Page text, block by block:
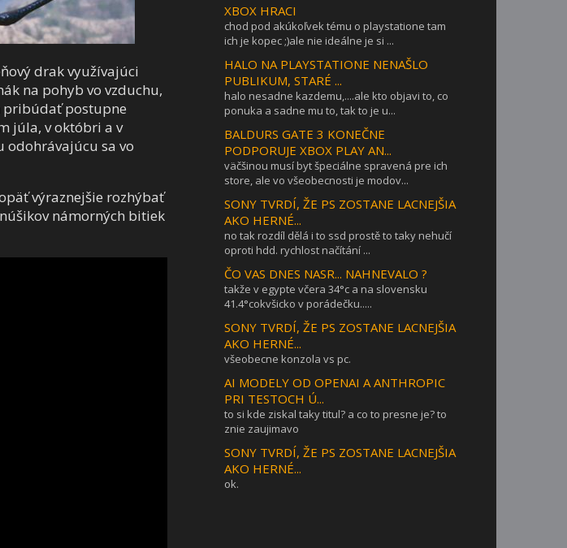
drak využívajúci
na pohyb vo vzduchu,
pribúdať postupne
júla, v októbri a v
odohrávajúcu sa vo
výraznejšie rozhýbať
námorných bitiek
XBOX HRACI
chod pod akúkoľvek tému o playstatione tam
ich je kopec ;)ale nie ideálne je si ...
HALO NA PLAYSTATIONE NENAŠLO
PUBLIKUM, STARÉ ...
halo nesadne kazdemu,....ale kto objavi to, co
ponuka a sadne mu to, tak to je u...
BALDURS GATE 3 KONEČNE
PODPORUJE XBOX PLAY AN...
väčšinou musí byt špeciálne spravená pre ich
store, ale vo všeobecnosti je modov...
SONY TVRDÍ, ŽE PS ZOSTANE LACNEJŠIA
AKO HERNÉ...
no tak rozdíl dělá i to ssd prostě to taky nehučí
oproti hdd. rychlost načítání ...
ČO VAS DNES NASR... NAHNEVALO ?
takže v egypte včera 34°c a na slovensku
41.4°cokvšicko v porádečku.....
SONY TVRDÍ, ŽE PS ZOSTANE LACNEJŠIA
AKO HERNÉ...
všeobecne konzola vs pc.
AI MODELY OD OPENAI A ANTHROPIC
PRI TESTOCH Ú...
to si kde ziskal taky titul? a co to presne je? to
znie zaujimavo
SONY TVRDÍ, ŽE PS ZOSTANE LACNEJŠIA
AKO HERNÉ...
ok.